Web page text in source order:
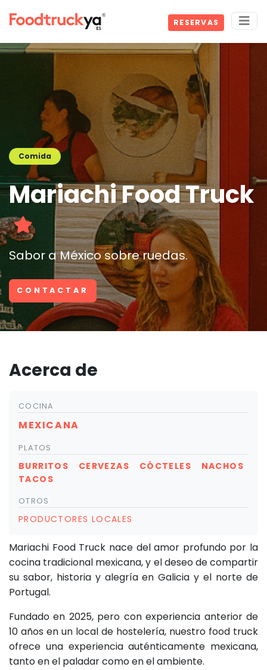
RESERVAS
Comida
Mariachi Food Truck
Sabor a México sobre ruedas.
CONTACTAR
Acerca de
COCINA
MEXICANA
PLATOS
BURRITOS CERVEZAS CÓCTELES
NACHOS
TACOS
OTROS
PRODUCTORES LOCALES
Mariachi Food Truck nace del amor profundo por la
cocina tradicional mexicana, y el deseo de compartir
su sabor, historia y alegría en Galicia y el norte de
Portugal.
Fundado en 2025, pero con experiencia anterior de
10 años en un local de hostelería, nuestro food truck
ofrece una experiencia auténticamente mexicana,
tanto en el paladar como en el ambiente.